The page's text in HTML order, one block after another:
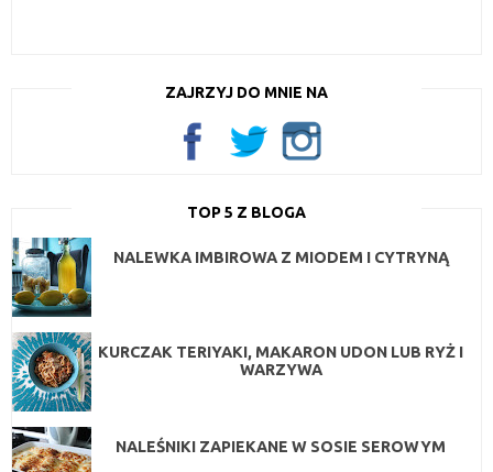
ZAJRZYJ DO MNIE NA
TOP 5 Z BLOGA
NALEWKA IMBIROWA Z MIODEM I CYTRYNĄ
KURCZAK TERIYAKI, MAKARON UDON LUB RYŻ I
WARZYWA
NALEŚNIKI ZAPIEKANE W SOSIE SEROWYM